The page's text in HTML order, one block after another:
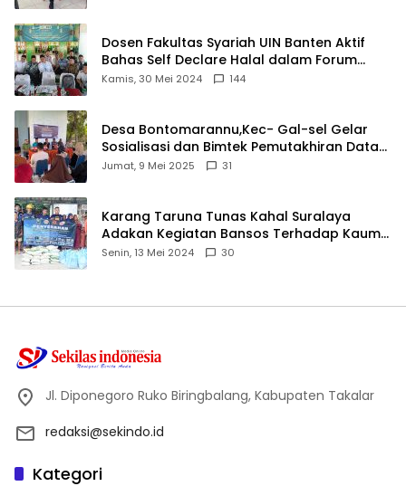
Dosen Fakultas Syariah UIN Banten Aktif
Bahas Self Declare Halal dalam Forum
Ijtima Ulama MUI
Kamis, 30 Mei 2024 144
Desa Bontomarannu,Kec- Gal-sel Gelar
Sosialisasi dan Bimtek Pemutakhiran Data
ID
Jumat, 9 Mei 2025 31
Karang Taruna Tunas Kahal Suralaya
Adakan Kegiatan Bansos Terhadap Kaum
Dhuafa dan Anak Yatim-Piatu
Senin, 13 Mei 2024 30
Jl. Diponegoro Ruko Biringbalang, Kabupaten Takalar
redaksi@sekindo.id
Kategori